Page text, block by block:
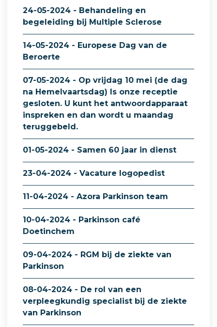
24-05-2024 - Behandeling en
begeleiding bij Multiple Sclerose
14-05-2024 - Europese Dag van de
Beroerte
07-05-2024 - Op vrijdag 10 mei (de dag
na Hemelvaartsdag) Is onze receptie
gesloten. U kunt het antwoordapparaat
inspreken en dan wordt u maandag
teruggebeld.
01-05-2024 - Samen 60 jaar in dienst
23-04-2024 - Vacature logopedist
11-04-2024 - Azora Parkinson team
10-04-2024 - Parkinson café
Doetinchem
09-04-2024 - RGM bij de ziekte van
Parkinson
08-04-2024 - De rol van een
verpleegkundig specialist bij de ziekte
van Parkinson